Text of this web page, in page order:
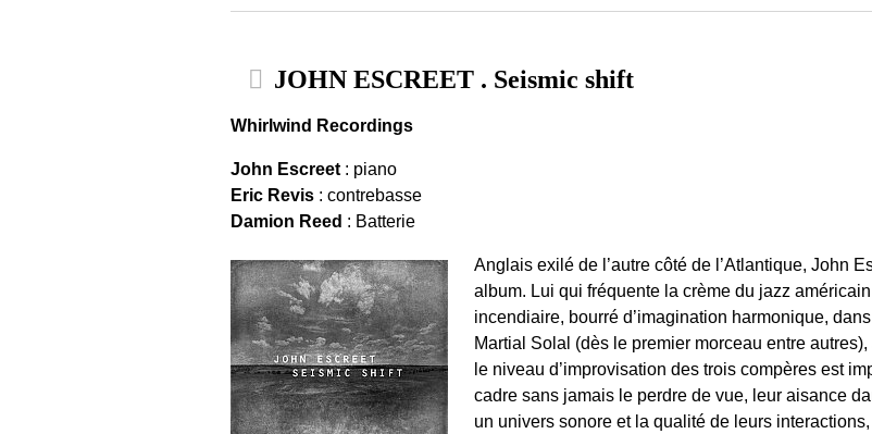
JOHN ESCREET . Seismic shift
Whirlwind Recordings
John Escreet : piano
Eric Revis : contrebasse
Damion Reed : Batterie
Anglais exilé de l’autre côté de l’Atlantique, John
album. Lui qui fréquente la crème du jazz
incendiaire, bourré d’imagination harmonique,
Martial Solal (dès le premier morceau entre
le niveau d’improvisation des trois compères est
cadre sans jamais le perdre de vue, leur aisance
un univers sonore et la qualité de leurs